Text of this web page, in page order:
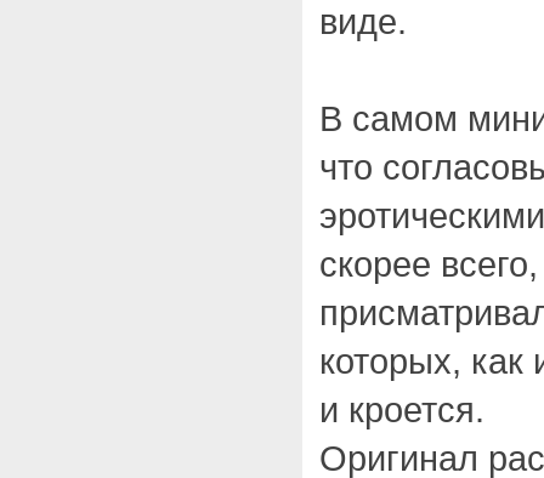
виде.
В самом
что
скорее
которых, как
и кроется.
Оригинал